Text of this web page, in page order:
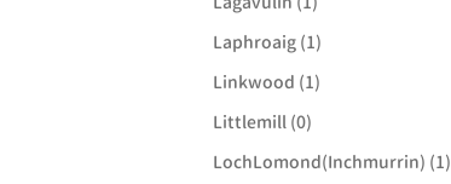
Laphroaig (1)
Linkwood (1)
Littlemill (0)
LochLomond(Inchmurrin) (1)